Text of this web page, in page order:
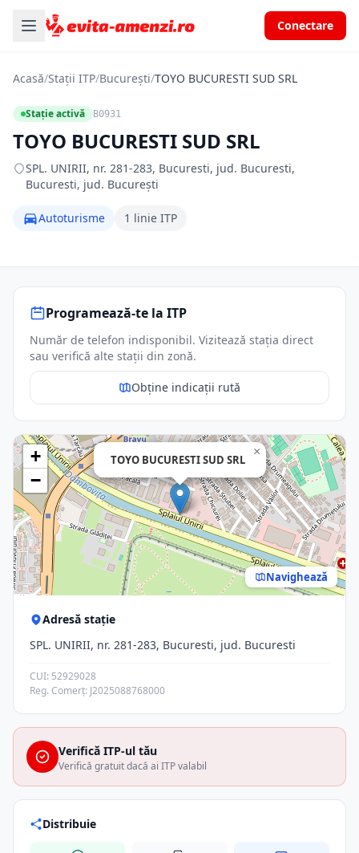
Conectare
Acasă/Stații ITP/București/TOYO BUCURESTI SUD SRL
Stație activă B0931
TOYO BUCURESTI SUD SRL
SPL. UNIRII, nr. 281-283, Bucuresti, jud. Bucuresti,
Bucuresti, jud. București
Autoturisme 1 linie ITP
Programează-te la ITP
Număr de telefon indisponibil. Vizitează stația direct
sau verifică alte stații din zonă.
Obține indicații rută
TOYO BUCURESTI SUD SRL
×
+
−
Navighează
Adresă stație
SPL. UNIRII, nr. 281-283, Bucuresti, jud. Bucuresti
CUI: 52929028
Reg. Comerț: J2025088768000
Verifică ITP-ul tău
Verifică gratuit dacă ai ITP valabil
Distribuie